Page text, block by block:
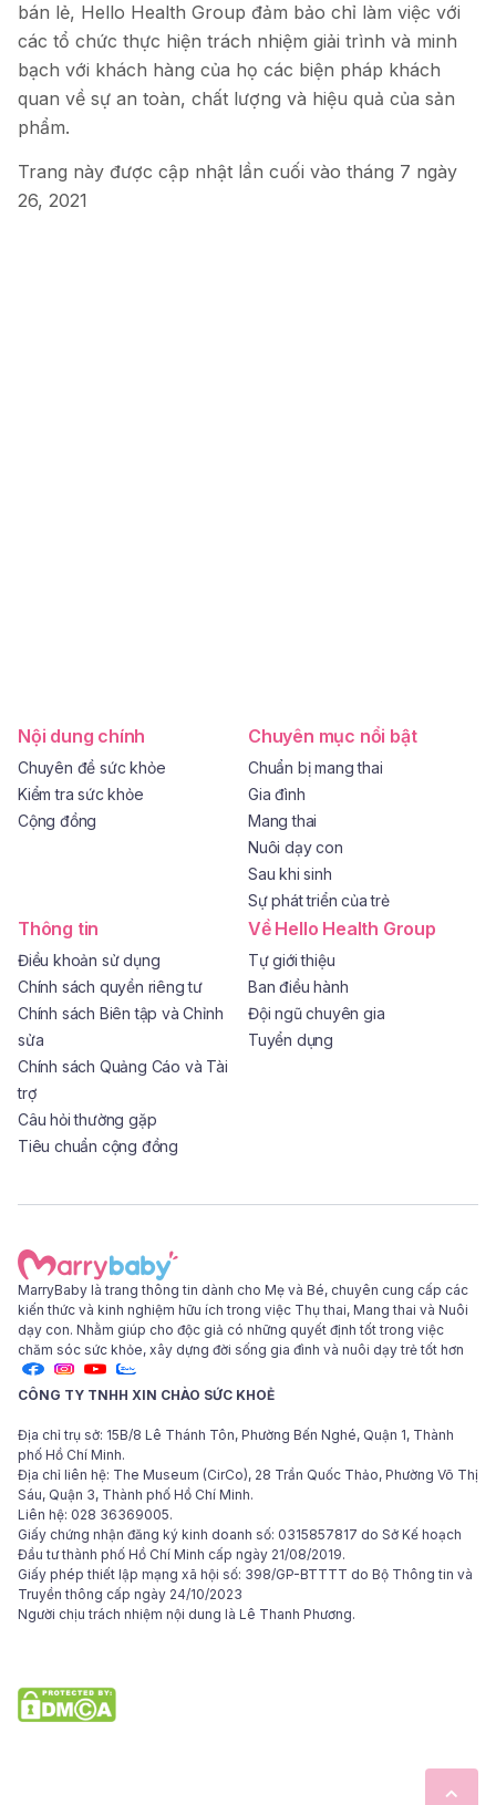
bán lẻ, Hello Health Group đảm bảo chỉ làm việc với
các tổ chức thực hiện trách nhiệm giải trình và minh
bạch với khách hàng của họ các biện pháp khách
quan về sự an toàn, chất lượng và hiệu quả của sản
phẩm.
Trang này được cập nhật lần cuối vào tháng 7 ngày
26, 2021
Nội dung chính
Chuyên đề sức khỏe
Kiểm tra sức khỏe
Cộng đồng
Chuyên mục nổi bật
Chuẩn bị mang thai
Gia đình
Mang thai
Nuôi dạy con
Sau khi sinh
Sự phát triển của trẻ
Thông tin
Điều khoản sử dụng
Chính sách quyền riêng tư
Chính sách Biên tập và Chỉnh
sửa
Chính sách Quảng Cáo và Tài
trợ
Câu hỏi thường gặp
Tiêu chuẩn cộng đồng
Về Hello Health Group
Tự giới thiệu
Ban điều hành
Đội ngũ chuyên gia
Tuyển dụng
MarryBaby là trang thông tin dành cho Mẹ và Bé, chuyên cung cấp các
kiến thức và kinh nghiệm hữu ích trong việc Thụ thai, Mang thai và Nuôi
dạy con. Nhằm giúp cho độc giả có những quyết định tốt trong việc
chăm sóc sức khỏe, xây dựng đời sống gia đình và nuôi dạy trẻ tốt hơn
CÔNG TY TNHH XIN CHÀO SỨC KHOẺ
Địa chỉ trụ sở: 15B/8 Lê Thánh Tôn, Phường Bến Nghé, Quận 1, Thành
phố Hồ Chí Minh.
Địa chỉ liên hệ: The Museum (CirCo), 28 Trần Quốc Thảo, Phường Võ Thị
Sáu, Quận 3, Thành phố Hồ Chí Minh.
Liên hệ: 028 36369005.
Giấy chứng nhận đăng ký kinh doanh số: 0315857817 do Sở Kế hoạch
Đầu tư thành phố Hồ Chí Minh cấp ngày 21/08/2019.
Giấy phép thiết lập mạng xã hội số: 398/GP-BTTTT do Bộ Thông tin và
Truyền thông cấp ngày 24/10/2023
Người chịu trách nhiệm nội dung là Lê Thanh Phương.
Giấy phép thiết lập mạng xã hội trên mạng số: 398/GP-BTTTT do Bộ